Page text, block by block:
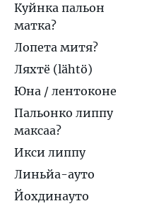
Куйнка пальон
матка?
Лопета митя?
Ляхтё (lähtö)
Юна / лентоконе
Пальонко липпу
максаа?
Икси липпу
Линьйa-ауто
Йохдинауто